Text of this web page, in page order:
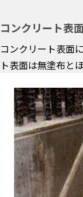
コンクリート表
コンクリート表面
ト表面は無塗布と